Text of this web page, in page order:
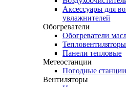
Аксессуары для
увлажнителей
Обогреватели
Обогреватели
Тепловентиляторы
Панели тепловые
Метеостанции
Погодные станции
Вентиляторы